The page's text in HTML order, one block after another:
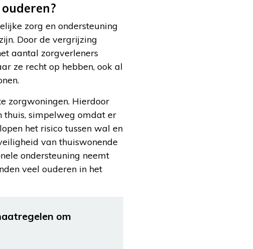
zorg en ondersteuning
Door de vergrijzing
aantal zorgverleners
ze recht op hebben, ook al
zorgwoningen. Hierdoor
thuis, simpelweg omdat er
het risico tussen wal en
van thuiswonende
ondersteuning neemt
veel ouderen in het
om